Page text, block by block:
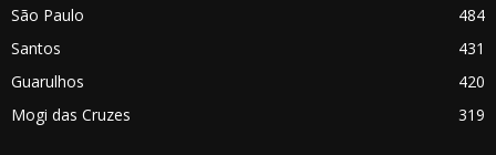
São Paulo
484
Santos
431
Guarulhos
420
Mogi das Cruzes
319